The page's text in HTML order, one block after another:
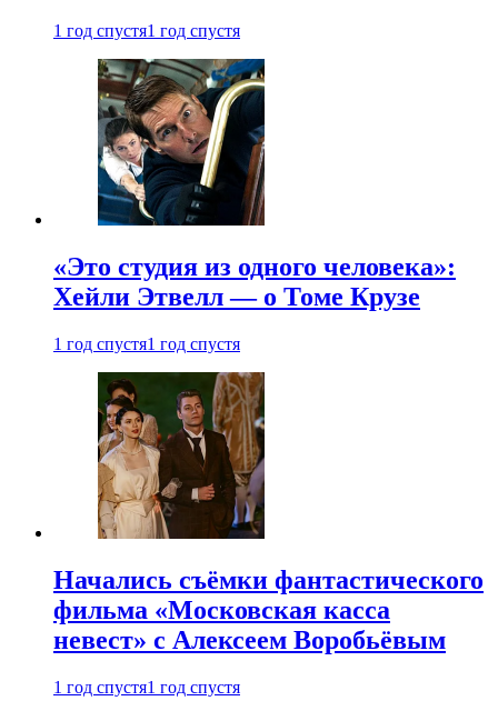
1 год спустя1 год спустя
«Это студия из одного человека»:
Хейли Этвелл — о Томе Крузе
1 год спустя1 год спустя
Начались съёмки фантастического
фильма «Московская касса
невест» с Алексеем Воробьёвым
1 год спустя1 год спустя